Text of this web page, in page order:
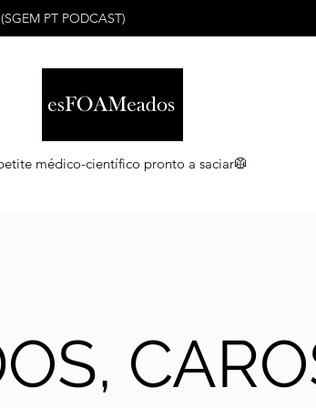
(SGEM PT PODCAST)
médico-científico pronto a saciar🥼